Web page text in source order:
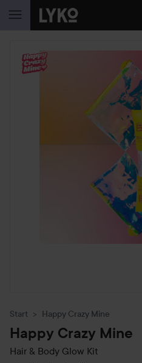
HOPPA TILL INNEHÅLLET
Start Happy Crazy Mine
Happy Crazy Mine
Hair & Body Glow Kit